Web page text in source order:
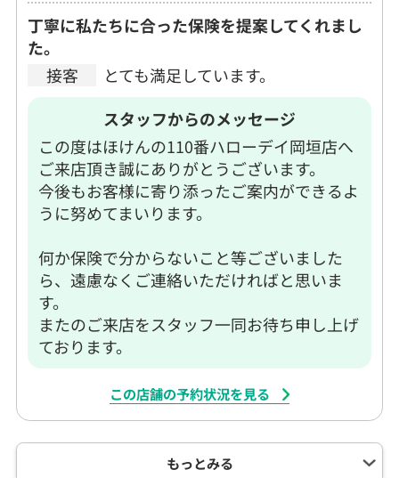
丁寧に私たちに合った保険を提案してくれまし
た。
接客
とても満足しています。
スタッフからのメッセージ
この度はほけんの110番ハローデイ岡垣店へ
ご来店頂き誠にありがとうございます。
今後もお客様に寄り添ったご案内ができるよ
うに努めてまいります。
何か保険で分からないこと等ございました
ら、遠慮なくご連絡いただければと思いま
す。
またのご来店をスタッフ一同お待ち申し上げ
ております。
この店舗の予約状況を見る
もっとみる